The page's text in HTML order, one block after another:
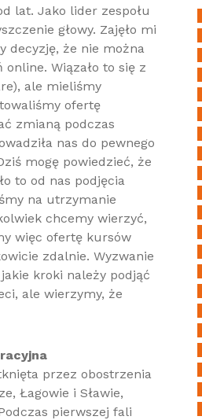
lat. Jako lider zespołu
głowy. Zajęło mi
decyzję, że nie można
Wiązało to się z
ale mieliśmy
ofertę
zmianą podczas
nas do pewnego
mogę powiedzieć, że
to od nas podjęcia
na utrzymanie
chcemy wierzyć,
więc ofertę kursów
zdalnie. Wyzwanie
kroki należy podjąć
ale wierzymy, że
przez obostrzenia
Łagowie i Sławie,
pierwszej fali